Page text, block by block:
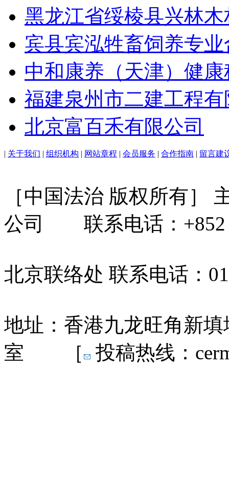
黑龙江省绥棱县兴林
宾县宾泓牲畜饲养专
中和康养（天津）健
福建泉州市二建工程
北京富百禾有限公司
| 关于我们 | 组织机构 | 网站章程 | 会员服务 | 合作指南 | 留言建
［中国法治 版权所有］
公司 联系电话：+852
北京联络处 联系电话：
地址：香港九龙旺角新
室 ［
投稿热线：